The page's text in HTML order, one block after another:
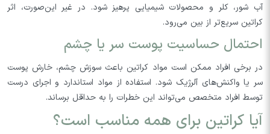
آب شور، کلر و محصولات شیمیایی پرهیز شود. در غیر این‌صورت، اثر
کراتین سریع‌تر از بین می‌رود.
احتمال حساسیت پوست سر یا چشم
در برخی افراد ممکن است مواد کراتین باعث سوزش چشم، خارش پوست
سر یا واکنش‌های آلرژیک شود. استفاده از مواد استاندارد و اجرای درست
توسط افراد متخصص می‌تواند این خطرات را به حداقل برساند.
آیا کراتین برای همه مناسب است؟